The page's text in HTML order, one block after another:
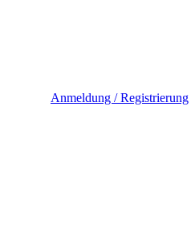
Anmeldung / Registrierung